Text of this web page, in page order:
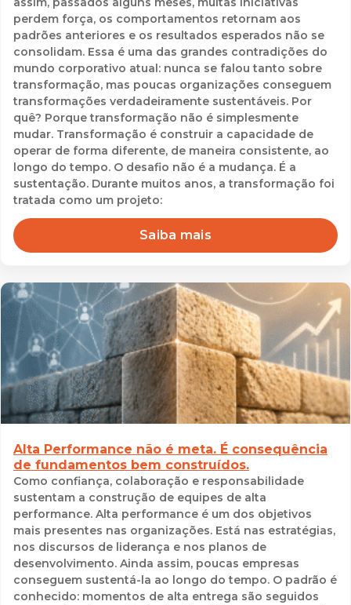
perdem força, os comportamentos retornam aos
padrões anteriores e os resultados esperados não se
consolidam. Essa é uma das grandes contradições do
mundo corporativo atual: nunca se falou tanto sobre
transformação, mas poucas organizações conseguem
transformações verdadeiramente sustentáveis. Por
quê? Porque transformação não é simplesmente
mudar. Transformação é construir a capacidade de
operar de forma diferente, de maneira consistente, ao
longo do tempo. O desafio não é a mudança. É a
sustentação. Durante muitos anos, a transformação foi
tratada como um projeto:
Saiba mais
Alta Performance não é meta. É consequência
de fundamentos bem construídos.
Como confiança, colaboração e responsabilidade
sustentam a construção de equipes de alta
performance. Alta performance é um dos objetivos
mais presentes nas organizações. Está nas estratégias,
nos discursos de liderança e nos planos de
desenvolvimento. Ainda assim, poucas empresas
conseguem sustentá-la ao longo do tempo. O padrão é
conhecido: momentos de alta entrega são seguidos